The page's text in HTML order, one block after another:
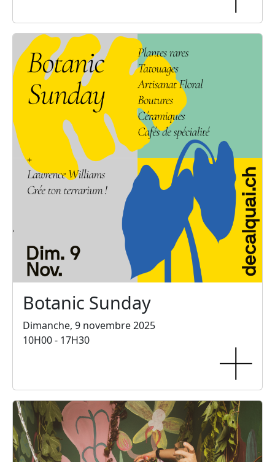
Botanic Sunday
Dimanche, 9 novembre 2025
10H00 - 17H30